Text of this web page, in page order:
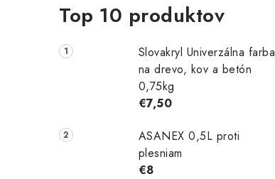
Top 10 produktov
Slovakryl Univerzálna farba
na drevo, kov a betón
0,75kg
€7,50
ASANEX 0,5L proti
plesniam
€8